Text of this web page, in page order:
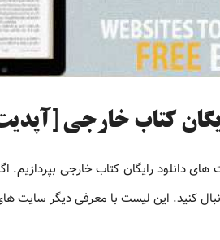
کتاب خارجی [آپدیت
دانلود رایگان کتاب خارجی
کنید. این لیست با معرفی دیگر